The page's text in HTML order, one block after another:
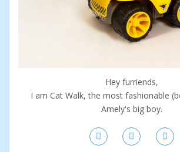
Hey furriends,
I am Cat Walk, the most fashionable
Amely's big boy.